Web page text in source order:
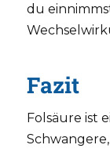
du
Fazit
Folsäure ist